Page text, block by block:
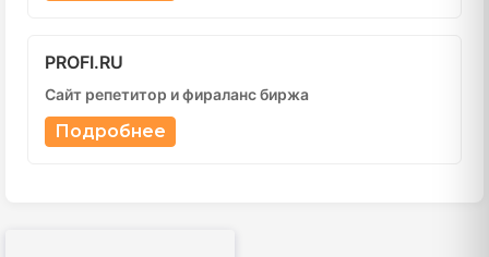
PROFI.RU
Сайт репетитор и фираланс биржа
Подробнее